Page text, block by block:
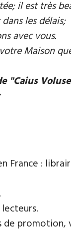
il est très
les délais;
avec vous.
Maison
"Caius
:
promotion,